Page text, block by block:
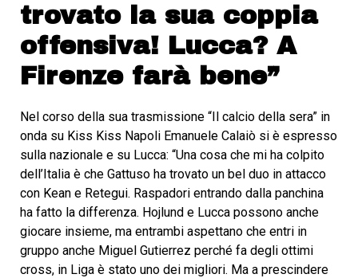
trovato la sua coppia
offensiva! Lucca? A
Firenze farà bene”
Nel corso della sua trasmissione “Il calcio della sera” in
onda su Kiss Kiss Napoli Emanuele Calaiò si è espresso
sulla nazionale e su Lucca: “Una cosa che mi ha colpito
dell’Italia è che Gattuso ha trovato un bel duo in attacco
con Kean e Retegui. Raspadori entrando dalla panchina
ha fatto la differenza. Hojlund e Lucca possono anche
giocare insieme, ma entrambi aspettano che entri in
gruppo anche Miguel Gutierrez perché fa degli ottimi
cross, in Liga è stato uno dei migliori. Ma a prescindere